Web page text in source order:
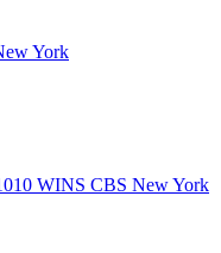
York
WINS CBS New York